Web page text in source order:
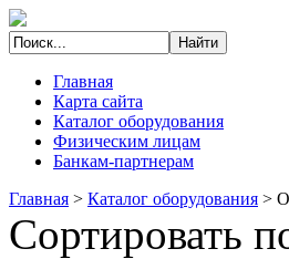
Главная
Карта сайта
Каталог оборудования
Физическим лицам
Банкам-партнерам
Главная > Каталог оборудования >
Сортировать